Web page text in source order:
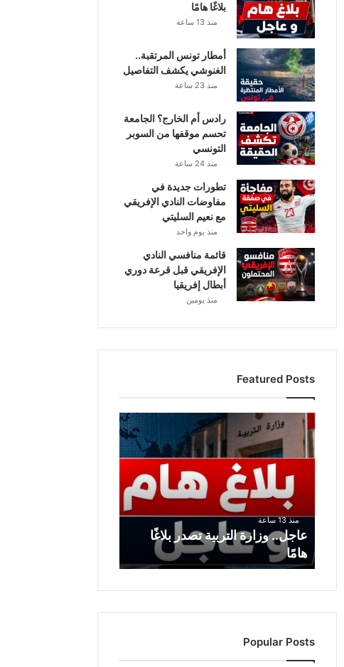
بلاغًا هامًا
منذ 13 ساعة
أمطار تونس المرتقبة..
الغنوشي يكشف التفاصيل
منذ 23 ساعة
رادس أم الخارج؟ الجامعة
تحسم موقفها من السوبر
التونسي
منذ 24 ساعة
تطورات جديدة في
مفاوضات النادي الإفريقي
مع نعيم السليتي
منذ يوم واحد
قائمة منافسي النادي
الإفريقي قبل قرعة دوري
أبطال إفريقيا
منذ يومين
Featured Posts
ع
ا
ج
ر
ة
ت
ب
ي
منذ 13 ساعة
عاجل.. وزارة التربية تصدر بلاغًا
هامًا
Popular Posts